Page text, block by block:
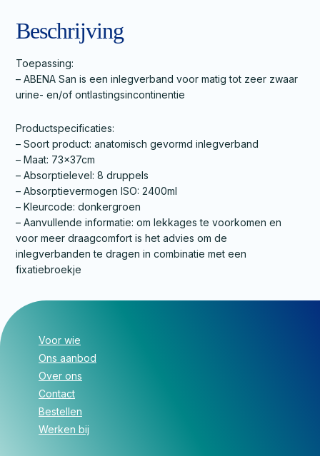
Beschrijving
Toepassing:
– ABENA San is een inlegverband voor matig tot zeer zwaar
urine- en/of ontlastingsincontinentie
Productspecificaties:
– Soort product: anatomisch gevormd inlegverband
– Maat: 73x37cm
– Absorptielevel: 8 druppels
– Absorptievermogen ISO: 2400ml
– Kleurcode: donkergroen
– Aanvullende informatie: om lekkages te voorkomen en
voor meer draagcomfort is het advies om de
inlegverbanden te dragen in combinatie met een
fixatiebroekje
Voor wie
Ons aanbod
Over ons
Contact
Bestellen
Werken bij